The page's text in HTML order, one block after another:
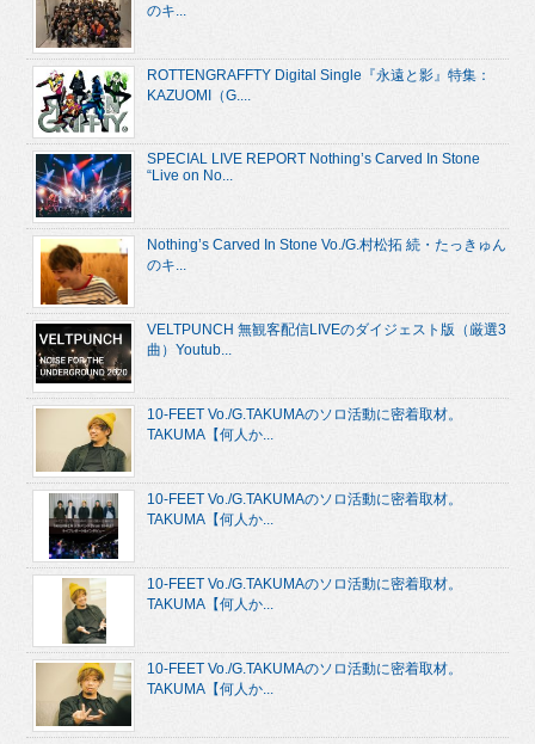
のキ...
ROTTENGRAFFTY Digital Single『永遠と影』特集：
KAZUOMI（G....
SPECIAL LIVE REPORT Nothing’s Carved In Stone
“Live on No...
Nothing’s Carved In Stone Vo./G.村松拓 続・たっきゅん
のキ...
VELTPUNCH 無観客配信LIVEのダイジェスト版（厳選3
曲）Youtub...
10-FEET Vo./G.TAKUMAのソロ活動に密着取材。
TAKUMA【何人か...
10-FEET Vo./G.TAKUMAのソロ活動に密着取材。
TAKUMA【何人か...
10-FEET Vo./G.TAKUMAのソロ活動に密着取材。
TAKUMA【何人か...
10-FEET Vo./G.TAKUMAのソロ活動に密着取材。
TAKUMA【何人か...